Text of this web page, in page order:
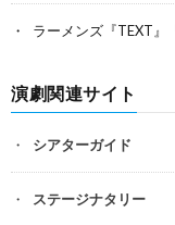
ラーメンズ『TEXT』
演劇関連サイト
シアターガイド
ステージナタリー